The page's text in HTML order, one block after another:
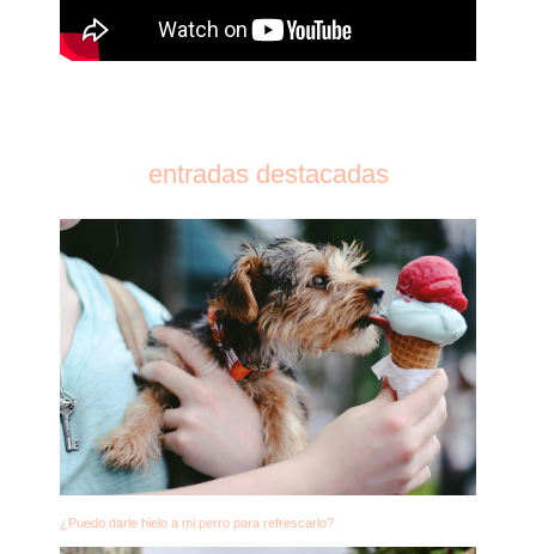
entradas destacadas
¿Puedo darle hielo a mi perro para refrescarlo?